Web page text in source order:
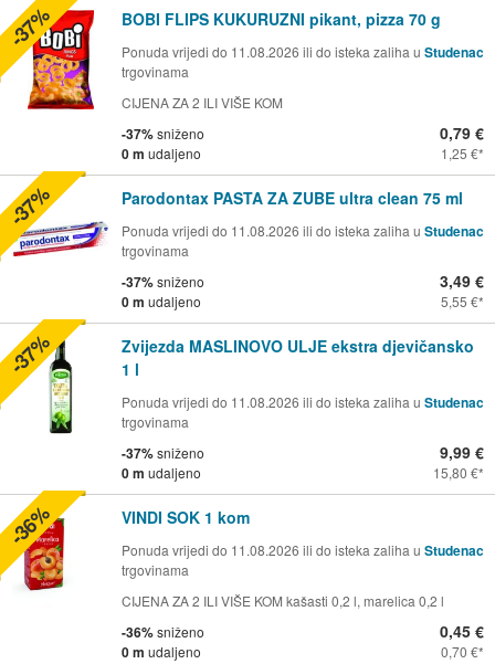
BOBI FLIPS KUKURUZNI pikant, pizza 70 g
Ponuda vrijedi do 11.08.2026 ili do isteka zaliha u Studenac
trgovinama
CIJENA ZA 2 ILI VIŠE KOM
-37%sniženo
0 m udaljeno
0,79 €
1,25 €
-37%
Parodontax PASTA ZA ZUBE ultra clean 75 ml
Ponuda vrijedi do 11.08.2026 ili do isteka zaliha u Studenac
trgovinama
-37%sniženo
0 m udaljeno
3,49 €
5,55 €
-37%
Zvijezda MASLINOVO ULJE ekstra djevičansko
1 l
Ponuda vrijedi do 11.08.2026 ili do isteka zaliha u Studenac
trgovinama
-37%sniženo
0 m udaljeno
9,99 €
15,80 €
-37%
VINDI SOK 1 kom
Ponuda vrijedi do 11.08.2026 ili do isteka zaliha u Studenac
trgovinama
CIJENA ZA 2 ILI VIŠE KOM kašasti 0,2 l, marelica 0,2 l
-36%sniženo
0 m udaljeno
0,45 €
0,70 €
-36%